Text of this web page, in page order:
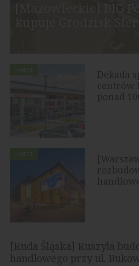
Dekada
centrów
ponad
[Ruda Śląska] Ruszyła
handlowego przy ul.